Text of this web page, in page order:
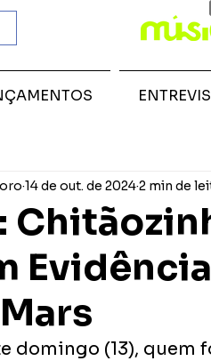
14 de out. de 20242 min de
domingo (13), quem